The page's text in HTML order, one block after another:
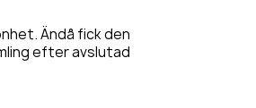
Ändå fick den
efter avslutad